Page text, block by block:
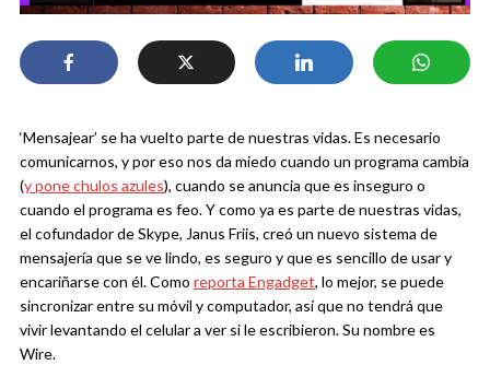
‘Mensajear’ se ha vuelto parte de nuestras vidas. Es necesario
comunicarnos, y por eso nos da miedo cuando un programa cambia
(y pone chulos azules), cuando se anuncia que es inseguro o
cuando el programa es feo. Y como ya es parte de nuestras vidas,
el cofundador de Skype, Janus Friis, creó un nuevo sistema de
mensajería que se ve lindo, es seguro y que es sencillo de usary
encariñarse con él. Como reporta Engadget, lo mejor, se puede
sincronizar entre su móvil y computador, así que no tendrá que
vivir levantando el celular a ver si le escribieron. Su nombre es
Wire.